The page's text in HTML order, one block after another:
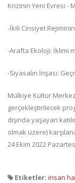
Krizinin Yeni Evresi -
-İkili Cinsiyet Rejiminin
-Arafta Ekoloji: İklimi
-Siyasalın İnşası:
Mülkiye Kültür
gerçekleştirilecek
dışında yaşayan
olmak üzere)
24 Ekim 2022
Etiketler: insan